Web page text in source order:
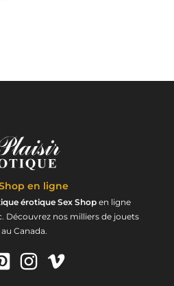
en ligne
érotique Sex Shop en ligne
Découvrez nos milliers de jouets
Canada.